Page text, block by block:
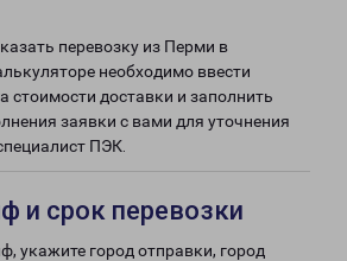
перевозку из Перми в
необходимо ввести
стоимости доставки и заполнить
заявки с вами для уточнения
ПЭК.
и срок перевозки
укажите город отправки, город